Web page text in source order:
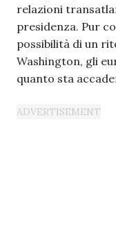
relazioni
presidenza. Pur
possibilità di un
Washington, gli
quanto sta